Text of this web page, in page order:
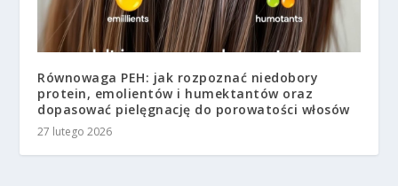
Równowaga PEH: jak rozpoznać niedobory
protein, emolientów i humektantów oraz
dopasować pielęgnację do porowatości włosów
27 lutego 2026